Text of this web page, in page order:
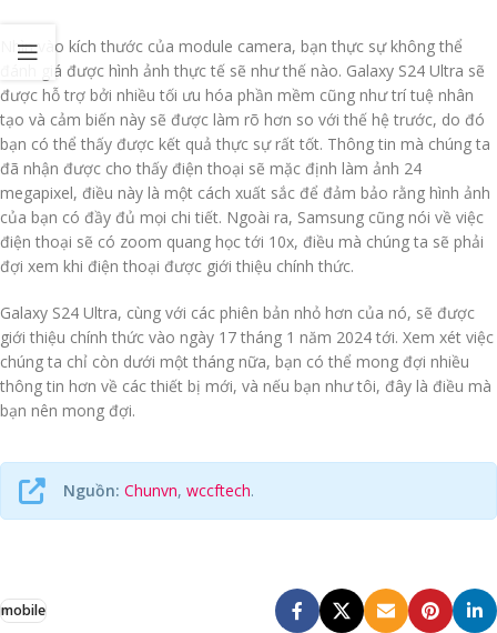
Nhìn vào kích thước của module camera, bạn thực sự không thể
đánh giá được hình ảnh thực tế sẽ như thế nào. Galaxy S24 Ultra sẽ
được hỗ trợ bởi nhiều tối ưu hóa phần mềm cũng như trí tuệ nhân
tạo và cảm biến này sẽ được làm rõ hơn so với thế hệ trước, do đó
bạn có thể thấy được kết quả thực sự rất tốt. Thông tin mà chúng ta
đã nhận được cho thấy điện thoại sẽ mặc định làm ảnh 24
megapixel, điều này là một cách xuất sắc để đảm bảo rằng hình ảnh
của bạn có đầy đủ mọi chi tiết. Ngoài ra, Samsung cũng nói về việc
điện thoại sẽ có zoom quang học tới 10x, điều mà chúng ta sẽ phải
đợi xem khi điện thoại được giới thiệu chính thức.
Galaxy S24 Ultra, cùng với các phiên bản nhỏ hơn của nó, sẽ được
giới thiệu chính thức vào ngày 17 tháng 1 năm 2024 tới. Xem xét việc
chúng ta chỉ còn dưới một tháng nữa, bạn có thể mong đợi nhiều
thông tin hơn về các thiết bị mới, và nếu bạn như tôi, đây là điều mà
bạn nên mong đợi.
Nguồn: Chunvn, wccftech.
mobile